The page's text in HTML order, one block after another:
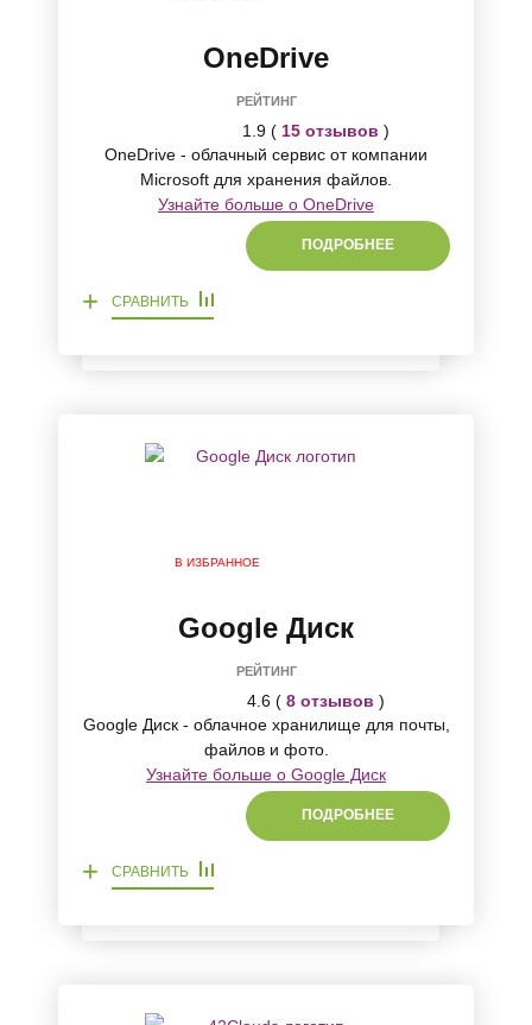
OneDrive
РЕЙТИНГ
1.9 ( 15 отзывов )
OneDrive - облачный сервис от компании
Microsoft для хранения файлов.
Узнайте больше о OneDrive
ПОДРОБНЕЕ
+ СРАВНИТЬ
В ИЗБРАННОЕ
Google Диск
РЕЙТИНГ
4.6 ( 8 отзывов )
Google Диск - облачное хранилище для почты,
файлов и фото.
Узнайте больше о Google Диск
ПОДРОБНЕЕ
+ СРАВНИТЬ